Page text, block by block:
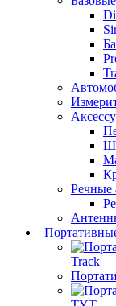
Речные
Track